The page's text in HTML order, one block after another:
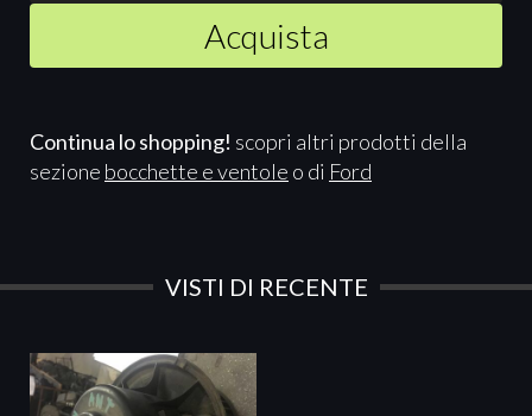
Acquista
Continua lo shopping! scopri altri prodotti della
sezione bocchette e ventole o di Ford
VISTI DI RECENTE